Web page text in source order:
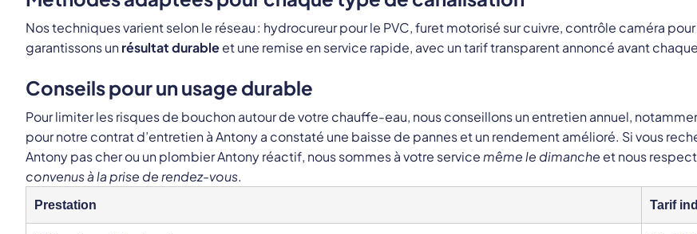
Nos techniques varient selon le réseau : hydrocureur pour le PVC, furet motorisé sur cuivre, contrôle caméra
garantissons unrésultat durableet une remise en service rapide, avec un tarif transparent annoncé avant
Conseils pour un usage durable
Pour limiter les risques de bouchon autour de votre chauffe-eau, nous conseillons un entretien annuel,
pour notre contrat d’entretien à Antony a constaté une baisse de pannes et un rendement amélioré. Si vous
Antony pas cher ou un plombier Antony réactif, nous sommes à votre servicemême le dimanche et nous
convenus à la prise de rendez-vous.
Prestation Tarif